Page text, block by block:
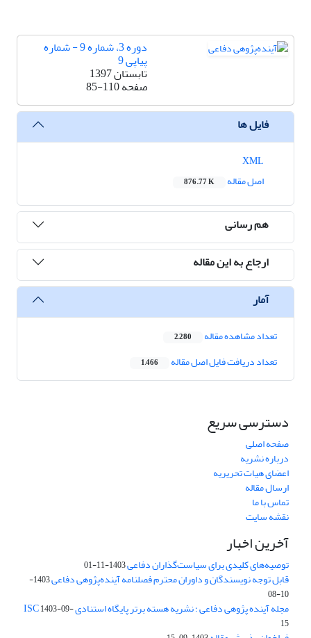
دوره 3، شماره 9 - شماره
پیاپی 9
تابستان 1397
صفحه85-110
فایل ها
اصل مقاله
876.77 K
هم رسانی
ارجاع به این مقاله
آمار
تعداد مشاهده مقاله 2,280
تعداد دریافت فایل اصل مقاله 1,466
دسترسی سریع
صفحه اصلی
درباره نشریه
اعضای هیات تحریریه
ارسال مقاله
تماس با ما
نقشه سایت
آخرین اخبار
توصیه‌های کلیدی برای سیاست‌گذاران دفاعی1403-11-01
قابل توجه نویسندگان و داوران محترم فصلنامه آینده‌پژوهی دفاعی
1403-
10-08
مجله آینده پژوهی دفاعی ؛ نشریه هسته برتر پایگاه استنادی ISC1403-09-
15